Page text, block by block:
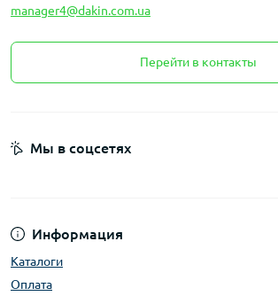
manager4@dakin.com.ua
Перейти в контакты
Информация
Каталоги
Оплата
Мы в соцсетях